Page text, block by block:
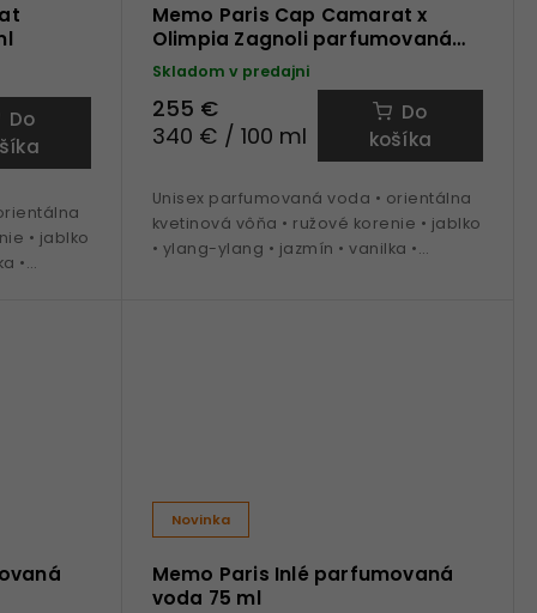
Do
• jablko
•
Memo Paris Cap Camarat x
Olimpia Zagnoli parfumovaná
voda 75 ml
Skladom v predajni
255 €
340 € / 100 ml
Do
košíka
Unisex parfumovaná voda • orientálna
kvetinová vôňa • ružové korenie • jablko
• ylang-ylang • jazmín • vanilka •
Novinka
Memo Paris Inlé parfumovaná
voda 75 ml